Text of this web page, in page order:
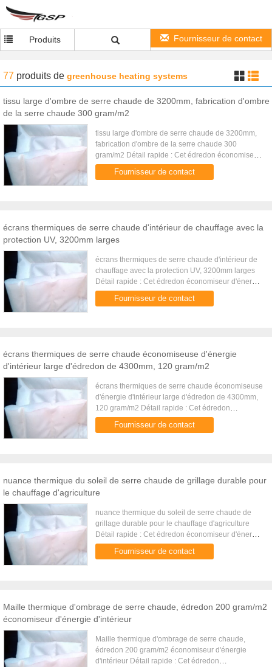
Produits Fournisseur de contact
77 produits de greenhouse heating systems
tissu large d'ombre de serre chaude de 3200mm, fabrication d'ombre
de la serre chaude 300 gram/m2
tissu large d'ombre de serre chaude de 3200mm,
fabrication d'ombre de la serre chaude 300
gram/m2 Détail rapide : Cet édredon économiseur
d'énergie d'intérieur est utilisé pour garder la
chaleur à l'intérieur ...
Fournisseur de contact
écrans thermiques de serre chaude d'intérieur de chauffage avec la
protection UV, 3200mm larges
écrans thermiques de serre chaude d'intérieur de
chauffage avec la protection UV, 3200mm larges
Détail rapide : Cet édredon économiseur d'énergie
d'intérieur est utilisé pour garder la chaleur à
l'intérieur de ...
Fournisseur de contact
écrans thermiques de serre chaude économiseuse d'énergie
d'intérieur large d'édredon de 4300mm, 120 gram/m2
écrans thermiques de serre chaude économiseuse
d'énergie d'intérieur large d'édredon de 4300mm,
120 gram/m2 Détail rapide : Cet édredon
économiseur d'énergie d'intérieur est utilisé pour
garder la chaleur à l...
Fournisseur de contact
nuance thermique du soleil de serre chaude de grillage durable pour
le chauffage d'agriculture
nuance thermique du soleil de serre chaude de
grillage durable pour le chauffage d'agriculture
Détail rapide : Cet édredon économiseur d'énergie
d'intérieur est utilisé pour garder la chaleur à
l'intérieur de ...
Fournisseur de contact
Maille thermique d'ombrage de serre chaude, édredon 200 gram/m2
économiseur d'énergie d'intérieur
Maille thermique d'ombrage de serre chaude,
édredon 200 gram/m2 économiseur d'énergie
d'intérieur Détail rapide : Cet édredon